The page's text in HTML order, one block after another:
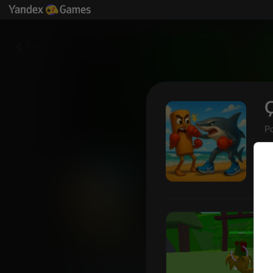
Çevrimiçi PVP Arenası: brainrot
12+